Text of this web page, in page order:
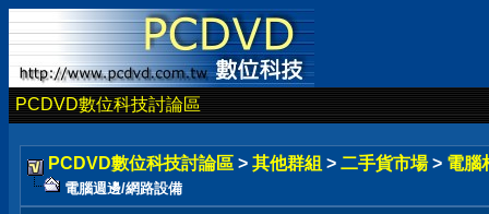
PCDVD數位科技討論區
PCDVD數位科技討論區 > 其他群組 > 二手貨市場 > 電腦
電腦週邊/網路設備